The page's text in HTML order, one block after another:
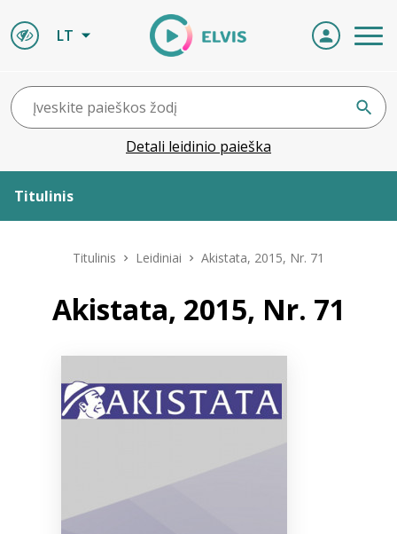
LT
Detali leidinio paieška
Titulinis
Leidiniai
Naujienos
Titulinis Leidiniai Akistata, 2015, Nr. 71
Akistata, 2015, Nr. 71